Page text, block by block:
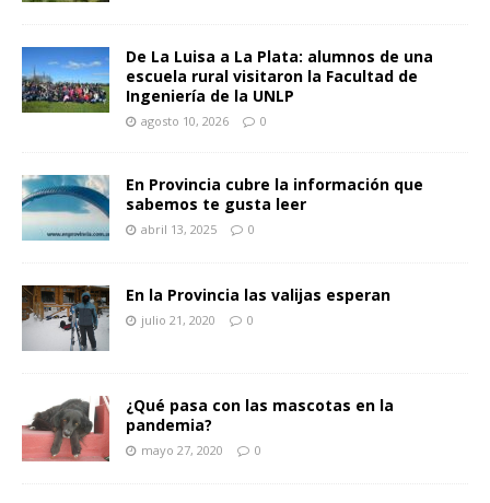
De La Luisa a La Plata: alumnos de una
escuela rural visitaron la Facultad de
Ingeniería de la UNLP
agosto 10, 2026 0
En Provincia cubre la información que
sabemos te gusta leer
abril 13, 2025 0
En la Provincia las valijas esperan
julio 21, 2020 0
¿Qué pasa con las mascotas en la
pandemia?
mayo 27, 2020 0